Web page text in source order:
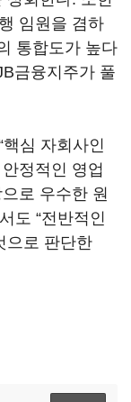
임원을 겸하
통합도가 높다
금융지주가 풀
심 자회사인
정적인 영업
로 우수한 원
도 “전반적인
으로 판단한